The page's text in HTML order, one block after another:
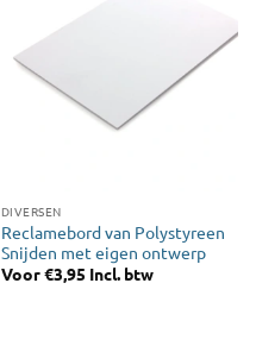
DIVERSEN
Reclamebord van Polystyreen
Snijden met eigen ontwerp
Voor€3,95 Incl. btw